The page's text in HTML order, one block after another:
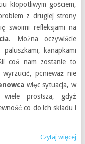
kłopotliwym gościem,
z drugiej strony
swoimi refleksjami na
. Można oczywiście
paluszkami, kanapkami
coś nam zostanie to
ponieważ nie
więc sytuacja, w
prostsza, gdyż
co do ich składu i
Czytaj więcej